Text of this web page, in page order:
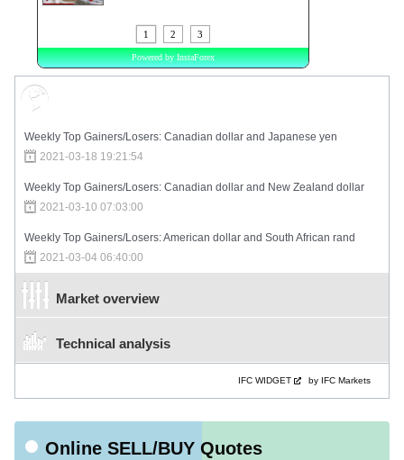
Weekly Top Gainers/Losers: Canadian dollar and Japanese yen
2021-03-18 19:21:54
Weekly Top Gainers/Losers: Canadian dollar and New Zealand dollar
2021-03-10 07:03:00
Weekly Top Gainers/Losers: American dollar and South African rand
2021-03-04 06:40:00
Market overview
Technical analysis
IFC WIDGET by IFC Markets
Online SELL/BUY Quotes